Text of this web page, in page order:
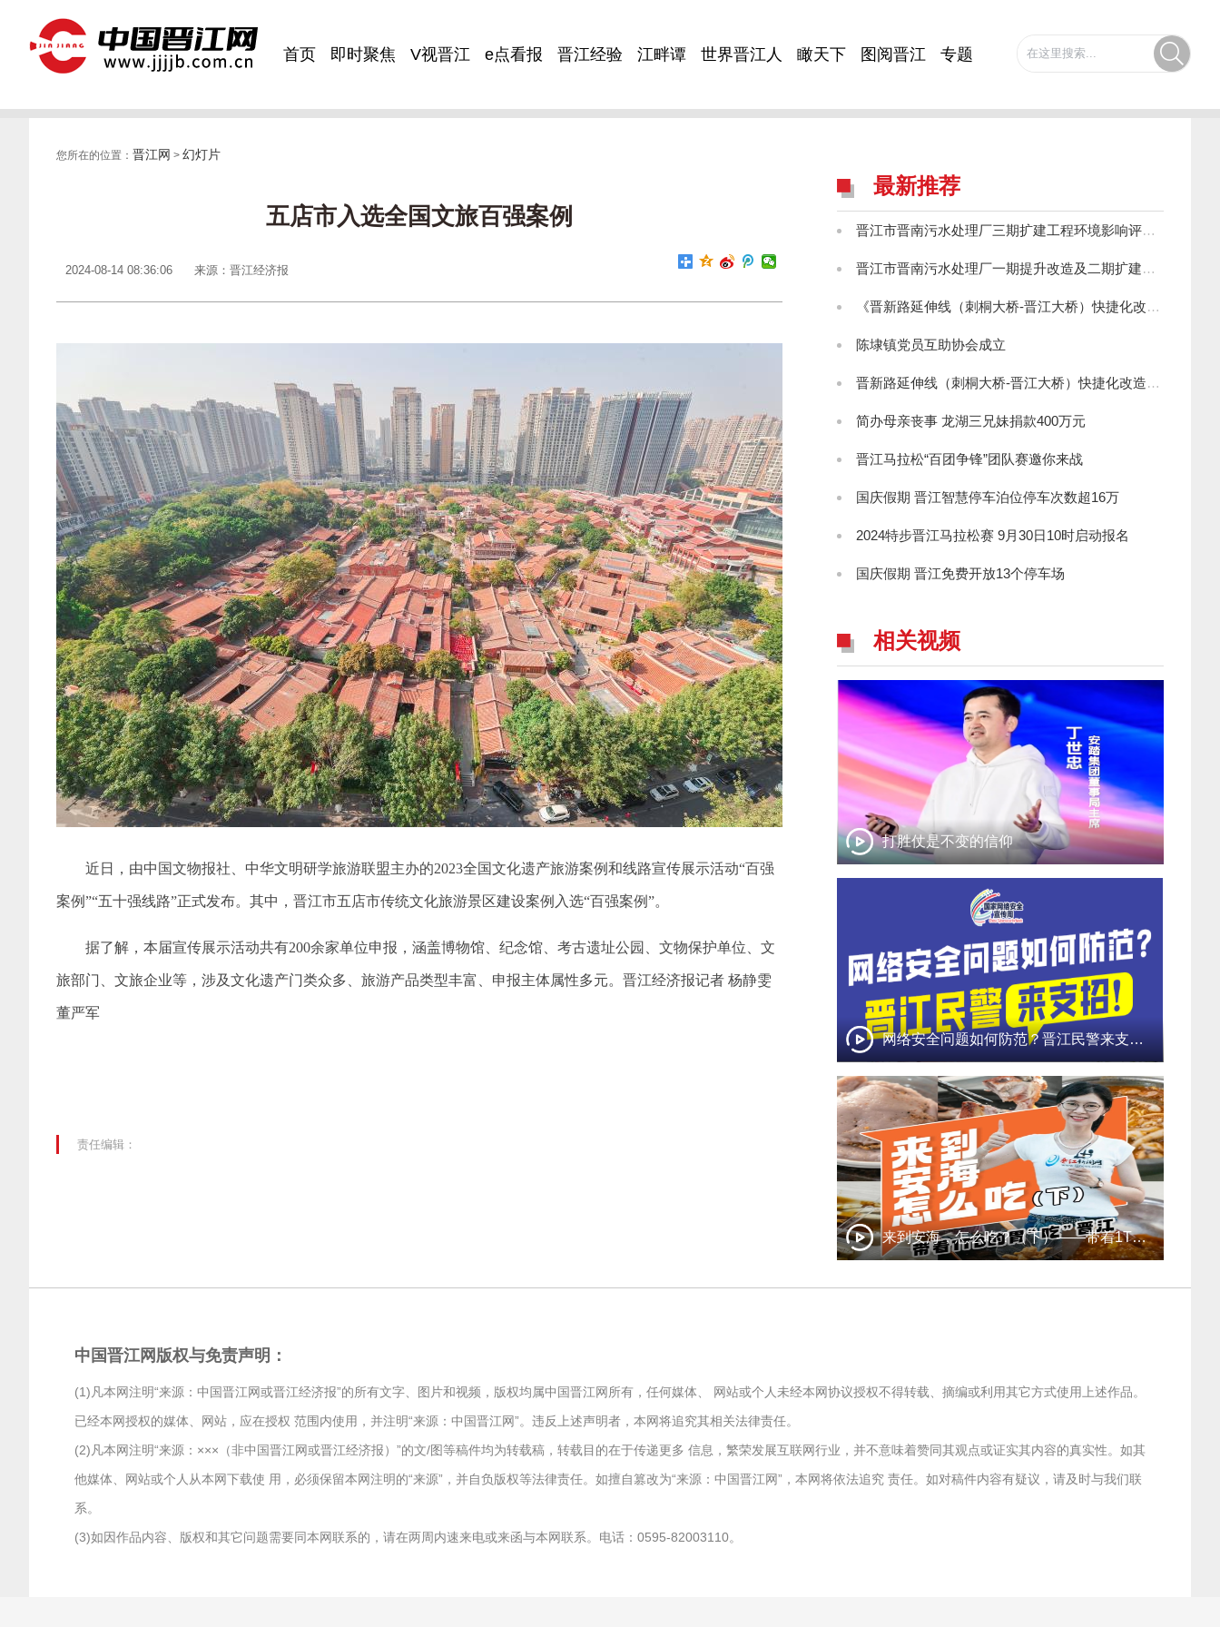
首页 即时聚焦 V视晋江 e点看报 晋江经验 江畔谭 世界晋江人 瞰天下 图阅晋江 专题
您所在的位置： 晋江网 > 幻灯片
五店市入选全国文旅百强案例
2024-08-14 08:36:06 来源：晋江经济报
近日，由中国文物报社、中华文明研学旅游联盟主办的2023全国文化遗产旅游案例和线路宣传展示活动“百强
案例”“五十强线路”正式发布。其中，晋江市五店市传统文化旅游景区建设案例入选“百强案例”。
据了解，本届宣传展示活动共有200余家单位申报，涵盖博物馆、纪念馆、考古遗址公园、文物保护单位、文
旅部门、文旅企业等，涉及文化遗产门类众多、旅游产品类型丰富、申报主体属性多元。 晋江经济报记者 杨静雯
董严军
责任编辑：
最新推荐
晋江市晋南污水处理厂三期扩建工程环境影响评价第一次公示
晋江市晋南污水处理厂一期提升改造及二期扩建工程环境影响评价第一次公示
《晋新路延伸线（刺桐大桥-晋江大桥）快捷化改造工程环境影响报告书》征求意见稿公示
陈埭镇党员互助协会成立
晋新路延伸线（刺桐大桥-晋江大桥）快捷化改造工程环境影响评价第一次信息公示
简办母亲丧事 龙湖三兄妹捐款400万元
晋江马拉松“百团争锋”团队赛邀你来战
国庆假期 晋江智慧停车泊位停车次数超16万
2024特步晋江马拉松赛 9月30日10时启动报名
国庆假期 晋江免费开放13个停车场
相关视频
打胜仗是不变的信仰
网络安全问题如何防范？晋江民警来支招！
来到安海，怎么吃？（下）——带着1TB的胃“吃”晋江
中国晋江网版权与免责声明：
(1)凡本网注明“来源：中国晋江网或晋江经济报”的所有文字、图片和视频，版权均属中国晋江网所有，任何媒体、 网站或个人未经本网协议授权不得转载、摘编或利用其它方式使用上述作品。
已经本网授权的媒体、网站，应在授权 范围内使用，并注明“来源：中国晋江网”。违反上述声明者，本网将追究其相关法律责任。
(2)凡本网注明“来源：×××（非中国晋江网或晋江经济报）”的文/图等稿件均为转载稿，转载目的在于传递更多 信息，繁荣发展互联网行业，并不意味着赞同其观点或证实其内容的真实性。如其
他媒体、网站或个人从本网下载使 用，必须保留本网注明的“来源”，并自负版权等法律责任。如擅自篡改为“来源：中国晋江网”，本网将依法追究 责任。如对稿件内容有疑议，请及时与我们联
系。
(3)如因作品内容、版权和其它问题需要同本网联系的，请在两周内速来电或来函与本网联系。电话：0595-82003110。